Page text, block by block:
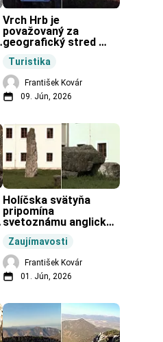
Turistika
Vrch Hrb je
považovaný za
geografický stred
František Kovár
09. Jún, 2026
Zaujímavosti
Holíčska svätyňa
pripomína
svetoznámu anglickú
František Kovár
01. Jún, 2026